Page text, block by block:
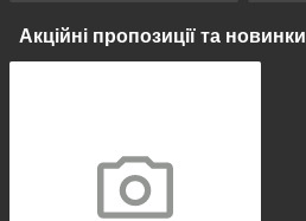
Акційні пропозиції та новинки